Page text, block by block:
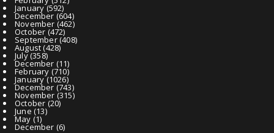
January(592)
December (604)
November (462)
October (472)
September(408)
August(428)
July(358)
December (11)
February (710)
January(1026)
December (743)
November (315)
October (20)
June (13)
May (1)
December (6)